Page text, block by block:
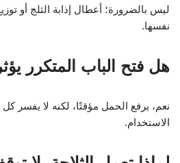
ليس بالضرورة؛ أعطال إذابة الثلج أو
نفسها.
هل فتح الباب المتكرر
نعم، يرفع الحمل مؤقتًا، لكنه لا يفسر
الاستخدام.